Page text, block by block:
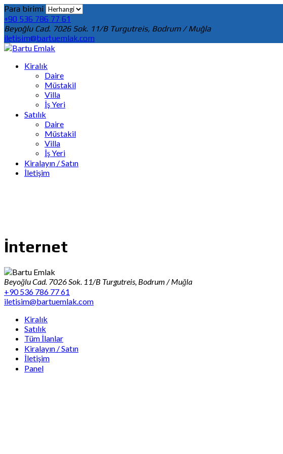
Para birimi
+90 536 786 77 61
Beyoğlu Cad. 7026 Sok. 11/B Turgutreis, Bodrum / Muğla
iletisim@bartuemlak.com
Kiralık
Daire
Müstakil
Villa
İş Yeri
Satılık
Daire
Müstakil
Villa
İş Yeri
Kiralayın / Satın
İletişim
İnternet
Beyoğlu Cad. 7026 Sok. 11/B Turgutreis, Bodrum / Muğla
+90 536 786 77 61
iletisim@bartuemlak.com
Kiralık
Satılık
Tüm İlanlar
Kiralayın / Satın
İletişim
Panel